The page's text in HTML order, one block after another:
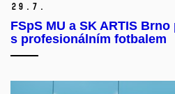
29. 7.
FSpS MU a SK ARTIS
s profesionálním fotbalem